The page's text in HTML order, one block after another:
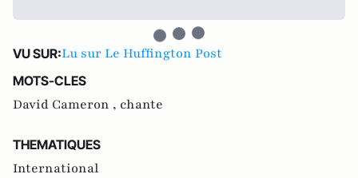
VU SUR:Lu sur Le Huffington Post
MOTS-CLES
David Cameron , chante
THEMATIQUES
International